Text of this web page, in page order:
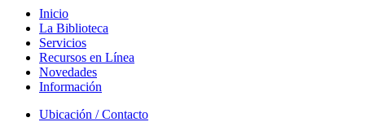
Inicio
La Biblioteca
Servicios
Recursos en Línea
Novedades
Información
Ubicación / Contacto